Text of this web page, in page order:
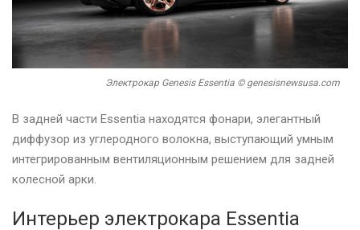
Электрокар Genesis Essentia © genesisnewsusa.com
В задней части Essentia находятся фонари, элегантный
диффузор из углеродного волокна, выступающий умным
интегрированным вентиляционным решением для задней
колесной арки.
Интерьер электрокара Essentia